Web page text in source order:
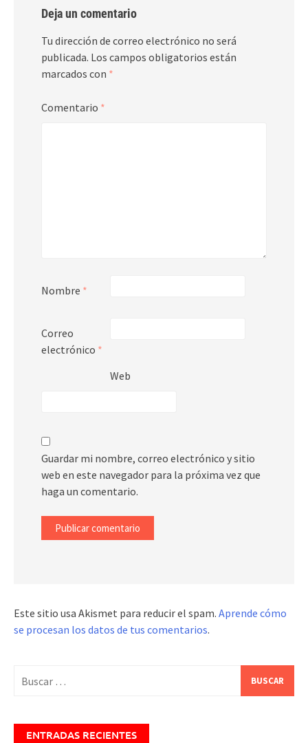
Deja un comentario
Tu dirección de correo electrónico no será
publicada. Los campos obligatorios están
marcados con *
Comentario *
Nombre *
Correo
electrónico *
Web
Guardar mi nombre, correo electrónico y sitio
web en este navegador para la próxima vez que
haga un comentario.
Este sitio usa Akismet para reducir el spam. Aprende cómo
se procesan los datos de tus comentarios.
ENTRADAS RECIENTES